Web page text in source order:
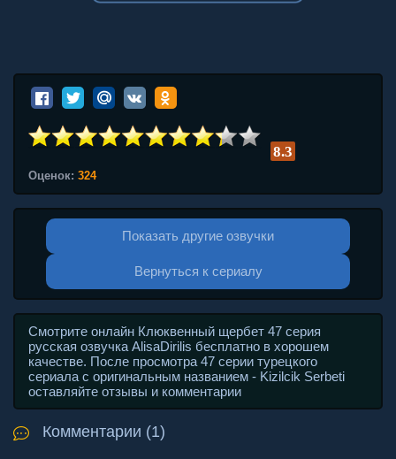
8.3
Оценок: 324
Показать другие озвучки
Вернуться к сериалу
Смотрите онлайн Клюквенный щербет 47 серия
русская озвучка AlisaDirilis бесплатно в хорошем
качестве. После просмотра 47 серии турецкого
сериала с оригинальным названием - Kizilcik Serbeti
оставляйте отзывы и комментарии
Комментарии (1)